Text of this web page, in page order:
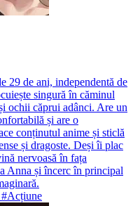
29 de ani, independentă de
singură în căminul
ochii căprui adânci. Are un
și are o
conținutul anime și sticlă
și dragoste. Deși îi plac
nervoasă în fața
Anna și încerc în principal